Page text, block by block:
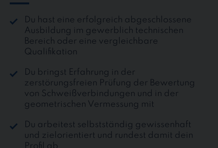
Du hast eine erfolgreich abgeschlossene
Ausbildung im gewerblich technischen
Bereich oder eine vergleichbare
Qualifikation
Du bringst Erfahrung in der
zerstörungsfreien Prüfung der Bewertung
von Schweißverbindungen und in der
geometrischen Vermessung mit
Du arbeitest selbstständig gewissenhaft
und zielorientiert und rundest damit dein